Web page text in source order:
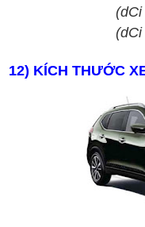
(dCi
(dCi
12) KÍCH THƯỚC